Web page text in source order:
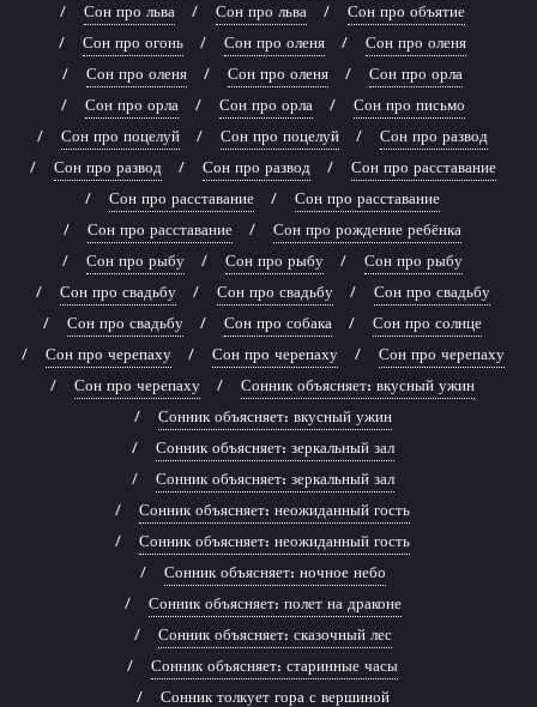
Сон про льва
Сон про льва
Сон про объятие
Сон про огонь
Сон про оленя
Сон про оленя
Сон про оленя
Сон про оленя
Сон про орла
Сон про орла
Сон про орла
Сон про письмо
Сон про поцелуй
Сон про поцелуй
Сон про развод
Сон про развод
Сон про развод
Сон про расставание
Сон про расставание
Сон про расставание
Сон про расставание
Сон про рождение ребёнка
Сон про рыбу
Сон про рыбу
Сон про рыбу
Сон про свадьбу
Сон про свадьбу
Сон про свадьбу
Сон про свадьбу
Сон про собака
Сон про солнце
Сон про черепаху
Сон про черепаху
Сон про черепаху
Сон про черепаху
Сонник объясняет: вкусный ужин
Сонник объясняет: вкусный ужин
Сонник объясняет: зеркальный зал
Сонник объясняет: зеркальный зал
Сонник объясняет: неожиданный гость
Сонник объясняет: неожиданный гость
Сонник объясняет: ночное небо
Сонник объясняет: полет на драконе
Сонник объясняет: сказочный лес
Сонник объясняет: старинные часы
Сонник толкует гора с вершиной